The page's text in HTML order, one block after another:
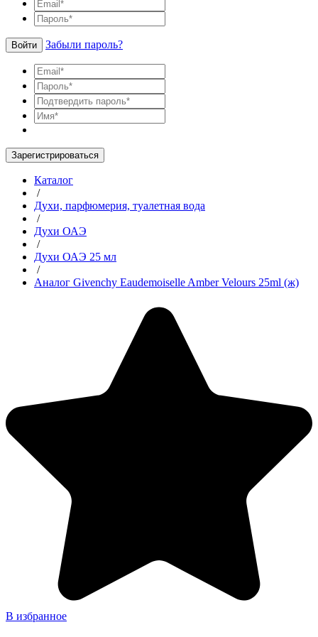
Войти Забыли пароль?
Зарегистрироваться
Каталог
/
Духи, парфюмерия, туалетная вода
/
Духи ОАЭ
/
Духи ОАЭ 25 мл
/
Аналог Givenchy Eaudemoiselle Amber Velours 25ml (ж)
В избранное